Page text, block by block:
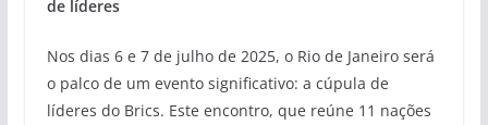
de líderes
Nos dias 6 e 7 de julho de 2025, o Rio de Janeiro será
o palco de um evento significativo: a cúpula de
líderes do Brics. Este encontro, que reúne 11 nações